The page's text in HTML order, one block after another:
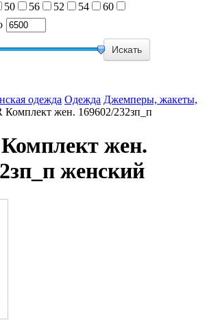
50 56 52 54
60
одежда Одежда Джемперы, жакеты,
Комплект жен. 169602/232зп_п
жен.
женский